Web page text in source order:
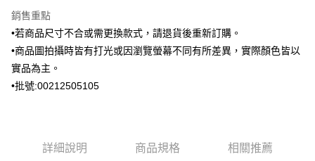
元大商業銀行
台新國際商業銀行
中國信託商業銀行
台灣樂天信用卡公司
聯邦商業銀行
元大商業銀行
永豐商業銀行
玉山商業銀行
星展（台灣）商業銀行
台灣樂天信用卡公司
運送方式
新竹物流宅配
每筆NT$120，滿NT$3,000(含以上)免運費
新竹物流離島宅配
銷售重點
•若商品尺寸不合或需更換款式，請退貨後重新訂購。
•商品圖拍攝時皆有打光或因瀏覽螢幕不同有所差異，實際顏色皆以
實品為主。
•批號:00212505105
詳細說明 商品規格 相關推薦